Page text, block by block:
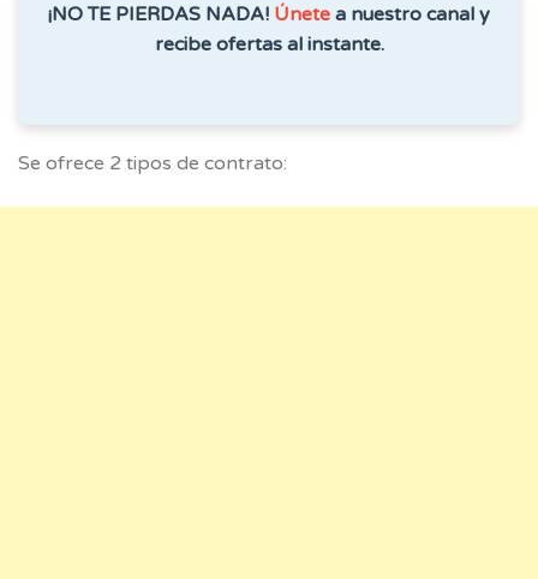
¡NO TE PIERDAS NADA! Únete a nuestro canal y
recibe ofertas al instante.
Se ofrece 2 tipos de contrato: